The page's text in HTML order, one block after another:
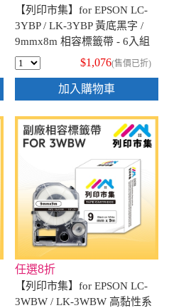
【列印市集】for EPSON LC-
3YBP / LK-3YBP 黃底黑字 /
9mmx8m 相容標籤帶 - 6入組
$1,076(售價已折)
加入購物車
任選8折
【列印市集】for EPSON LC-
3WBW / LK-3WBW 高黏性系